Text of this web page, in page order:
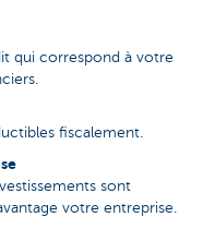
qui correspond à votre
fiscalement.
sont
votre entreprise.